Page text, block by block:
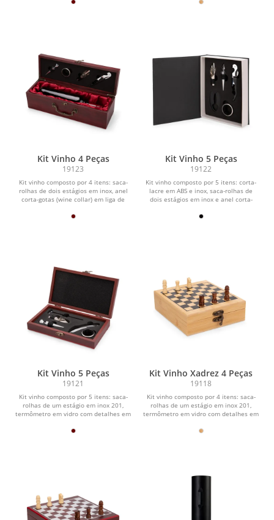
Kit Vinho 4 Peças
19123
Kit vinho composto por 4 itens: saca-
rolhas de dois estágios em inox, anel
corta-gotas (wine collar) em liga de
Kit Vinho 5 Peças
19122
Kit vinho composto por 5 itens: corta-
lacre em ABS e inox, saca-rolhas de
dois estágios em inox e anel corta-
Kit Vinho 5 Peças
19121
Kit vinho composto por 5 itens: saca-
rolhas de um estágio em inox 201,
termômetro em vidro com detalhes em
Kit Vinho Xadrez 4 Peças
19118
Kit vinho composto por 4 itens: saca-
rolhas de um estágio em inox 201,
termômetro em vidro com detalhes em